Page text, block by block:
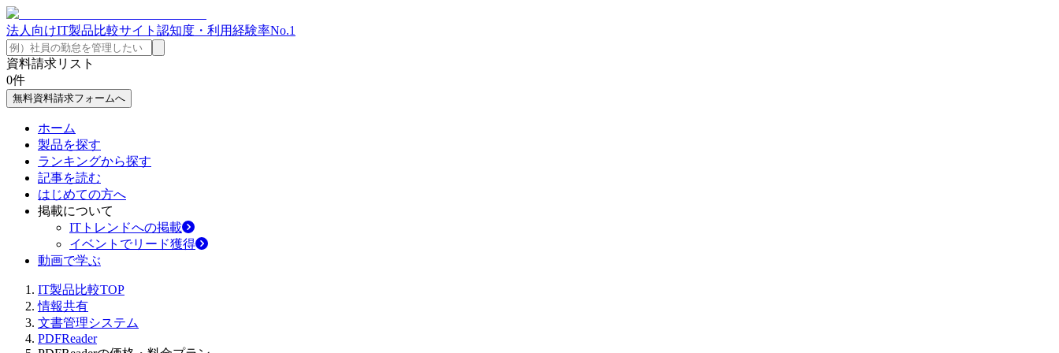
法人向けIT製品比較サイト 認知度・利用経験率No.1
資料請求リスト
0件
無料資料請求フォームへ
ホーム
製品を探す
ランキングから探す
記事を読む
はじめての方へ
掲載について
ITトレンドへの掲載
イベントでリード獲得
動画で学ぶ
IT製品比較TOP
情報共有
文書管理システム
PDFReader